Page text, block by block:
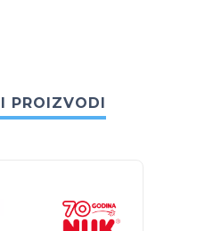
PROIZVODI